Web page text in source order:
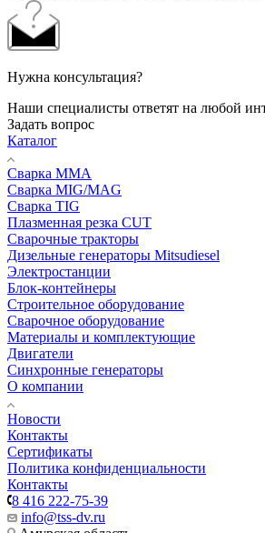
Нужна консультация?
Наши специалисты ответят на любой
Задать вопрос
Каталог
Сварка MMA
Сварка MIG/MAG
Сварка TIG
Плазменная резка CUT
Сварочные тракторы
Дизельные генераторы Mitsudiesel
Электростанции
Блок-контейнеры
Строительное оборудование
Сварочное оборудование
Материалы и комплектующие
Двигатели
Синхронные генераторы
О компании
Новости
Контакты
Сертификаты
Политика конфиденциальности
Контакты
8 416 222-75-39
info@tss-dv.ru